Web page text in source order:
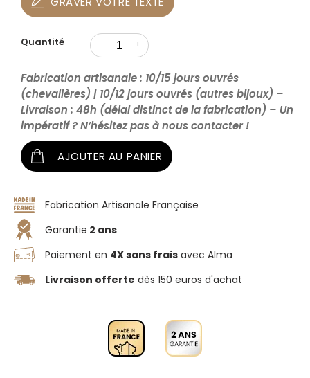
Quantité - +
Fabrication artisanale : 10/15 jours ouvrés
(chevalières) | 10/12 jours ouvrés (autres bijoux) –
Livraison : 48h (délai distinct de la fabrication) – Un
impératif ? N’hésitez pas à nous contacter !
AJOUTER AU PANIER
Fabrication Artisanale Française
Garantie 2 ans
Paiement en 4X sans frais avec Alma
Livraison offerte dès 150 euros d'achat